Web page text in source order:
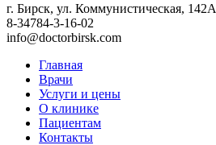
г. Бирск, ул. Коммунистическая, 142А
8-34784-3-16-02
info@doctorbirsk.com
Главная
Врачи
Услуги и цены
О клинике
Пациентам
Контакты